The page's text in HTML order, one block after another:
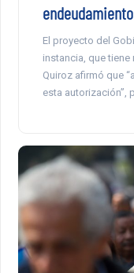
El proyecto del
instancia, que
Quiroz afirmó que
esta autorización”,